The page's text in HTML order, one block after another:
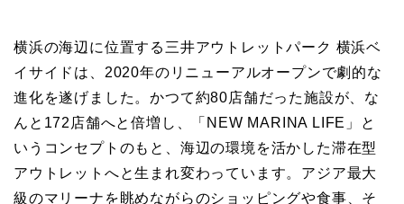
横浜の海辺に位置する三井アウトレットパーク 横浜ベ
イサイドは、2020年のリニューアルオープンで劇的な
進化を遂げました。かつて約80店舗だった施設が、な
んと172店舗へと倍増し、「NEW MARINA LIFE」と
いうコンセプトのもと、海辺の環境を活かした滞在型
アウトレットへと生まれ変わっています。アジア最大
級のマリーナを眺めながらのショッピングや食事、そ